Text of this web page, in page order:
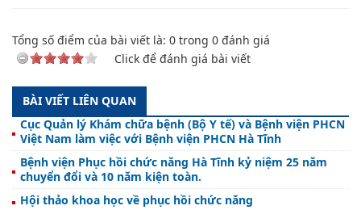
Tổng số điểm của bài viết là: 0 trong 0 đánh giá
Click để đánh giá bài viết
BÀI VIẾT LIÊN QUAN
Cục Quản lý Khám chữa bệnh (Bộ Y tế) và Bệnh viện PHCN
Việt Nam làm việc với Bệnh viện PHCN Hà Tĩnh
Bệnh viện Phục hồi chức năng Hà Tĩnh kỷ niệm 25 năm
chuyển đổi và 10 năm kiện toàn.
Hội thảo khoa học về phục hồi chức năng